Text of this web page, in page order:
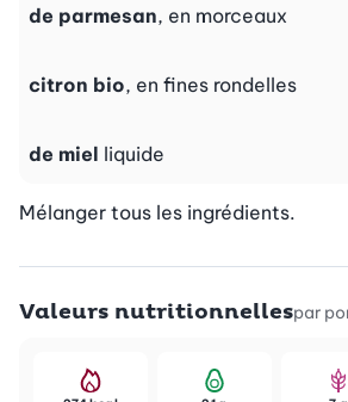
de parmesan, en morceaux
citron bio, en fines rondelles
de miel liquide
Mélanger tous les ingrédients.
Valeurs nutritionnellespar